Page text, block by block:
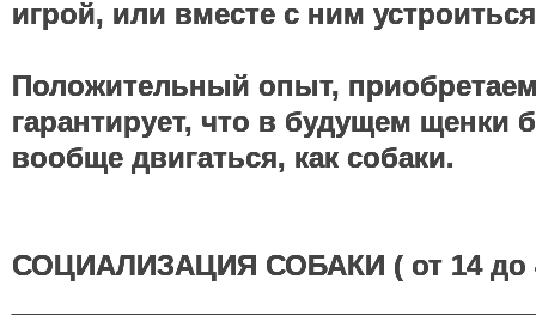
игрой, или вместе с ним
Положительный опыт,
гарантирует, что в будущем щенки
вообще двигаться, как собаки.
СОЦИАЛИЗАЦИЯ СОБАКИ ( от 14 до